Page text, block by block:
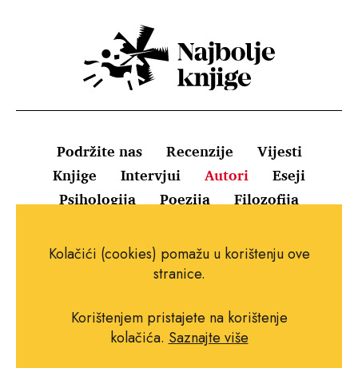
Podržite nas Recenzije
Vijesti
Knjige
Intervjui Autori
Eseji
Psihologija
Poezija Filozofija
Uvjeti korištenja
Pravila o kolačićima
Impressum
Kolačići (cookies) pomažu u korištenju ove
stranice.
Korištenjem pristajete na korištenje
kolačića. Saznajte više